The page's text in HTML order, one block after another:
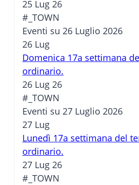
25 Lug 26
#_TOWN
Eventi su 26 Luglio 2026
26 Lug
Domenica 17a settimana
ordinario.
26 Lug 26
#_TOWN
Eventi su 27 Luglio 2026
27 Lug
Lunedì 17a settimana del
ordinario.
27 Lug 26
#_TOWN